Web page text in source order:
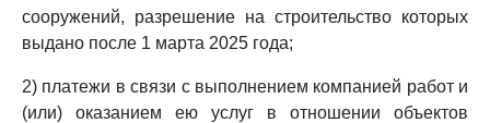
сооружений, разрешение на строительство которых
выдано после 1 марта 2025 года;
2) платежи в связи с выполнением компанией работ и
(или) оказанием ею услуг в отношении объектов